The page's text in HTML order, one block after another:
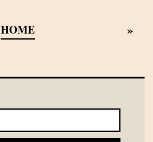
HOME »